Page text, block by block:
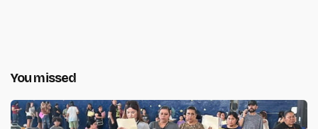
You missed